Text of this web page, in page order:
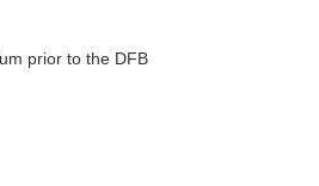
prior to the DFB